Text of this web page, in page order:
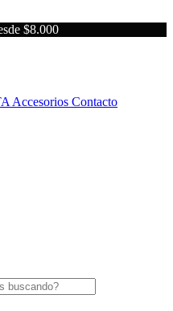
$8.000
Accesorios Contacto